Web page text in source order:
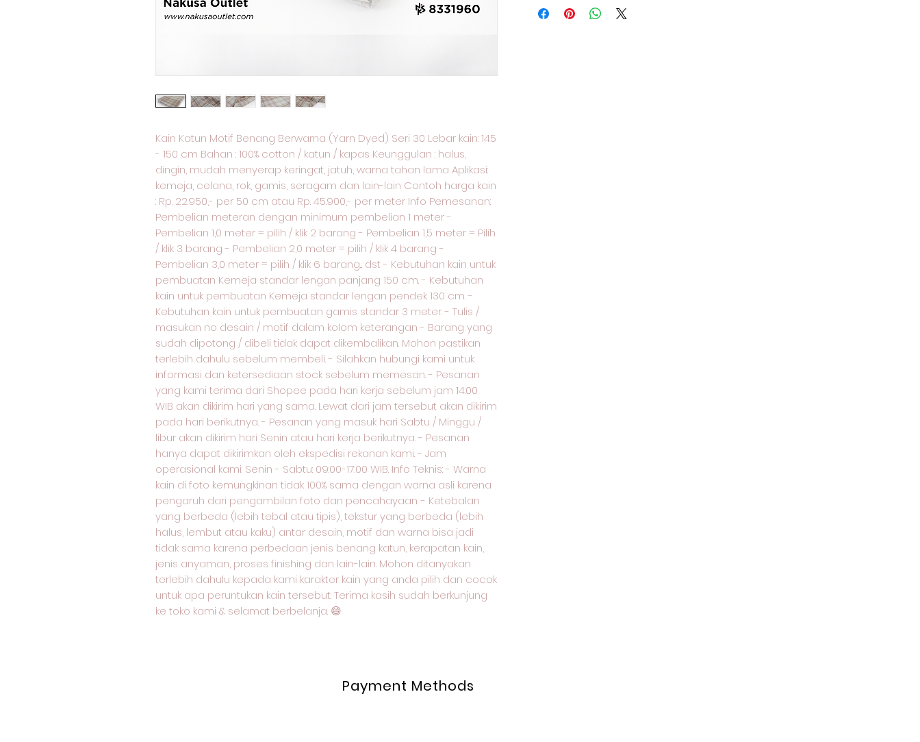
Kain Katun Motif Benang Berwarna (Yarn Dyed) Seri 30 Lebar kain: 145
- 150 cm Bahan : 100% cotton / katun / kapas Keunggulan : halus,
dingin, mudah menyerap keringat, jatuh, warna tahan lama Aplikasi:
kemeja, celana, rok, gamis, seragam dan lain-lain Contoh harga kain
: Rp. 22.950,- per 50 cm atau Rp. 45.900,- per meter Info Pemesanan:
Pembelian meteran dengan minimum pembelian 1 meter -
Pembelian 1,0 meter = pilih / klik 2 barang - Pembelian 1,5 meter = Pilih
/ klik 3 barang - Pembelian 2,0 meter = pilih / klik 4 barang -
Pembelian 3,0 meter = pilih / klik 6 barang... dst - Kebutuhan kain untuk
pembuatan Kemeja standar lengan panjang 150 cm. - Kebutuhan
kain untuk pembuatan Kemeja standar lengan pendek 130 cm. -
Kebutuhan kain untuk pembuatan gamis standar 3 meter. - Tulis /
masukan no desain / motif dalam kolom keterangan - Barang yang
sudah dipotong / dibeli tidak dapat dikembalikan. Mohon pastikan
terlebih dahulu sebelum membeli. - Silahkan hubungi kami untuk
informasi dan ketersediaan stock sebelum memesan. - Pesanan
yang kami terima dari Shopee pada hari kerja sebelum jam 14:00
WIB akan dikirim hari yang sama. Lewat dari jam tersebut akan dikirim
pada hari berikutnya. - Pesanan yang masuk hari Sabtu / Minggu /
libur akan dikirim hari Senin atau hari kerja berikutnya. - Pesanan
hanya dapat dikirimkan oleh ekspedisi rekanan kami. - Jam
operasional kami: Senin - Sabtu: 09:00-17:00 WIB. Info Teknis: - Warna
kain di foto kemungkinan tidak 100% sama dengan warna asli karena
pengaruh dari pengambilan foto dan pencahayaan. - Ketebalan
yang berbeda (lebih tebal atau tipis), tekstur yang berbeda (lebih
halus, lembut atau kaku) antar desain, motif dan warna bisa jadi
tidak sama karena perbedaan jenis benang katun, kerapatan kain,
jenis anyaman, proses finishing dan lain-lain. Mohon ditanyakan
terlebih dahulu kepada kami karakter kain yang anda pilih dan cocok
untuk apa peruntukan kain tersebut. Terima kasih sudah berkunjung
ke toko kami & selamat berbelanja. 😄
Payment Methods